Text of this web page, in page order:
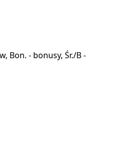
Bon. - bonusy, Śr./B -